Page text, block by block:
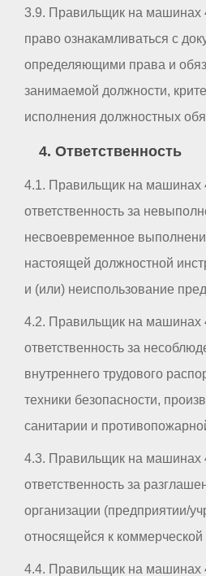
3.9. Правильщик на машинах
право ознакамливаться с
определяющими права и
занимаемой должности,
исполнения должностных
4. Ответственность
4.1. Правильщик на машинах
ответственность за
несвоевременное
настоящей должностной
и (или) неиспользование
4.2. Правильщик на машинах
ответственность за
внутреннего трудового
техники безопасности,
санитарии и
4.3. Правильщик на машинах
ответственность за
организации (предприятии/
относящейся к коммерческой
4.4. Правильщик на машинах